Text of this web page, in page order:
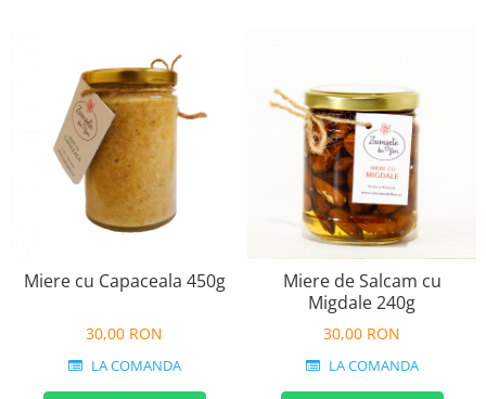
Miere cu Capaceala 450g
30,00 RON
LA COMANDA
Miere de Salcam cu
Migdale 240g
30,00 RON
LA COMANDA